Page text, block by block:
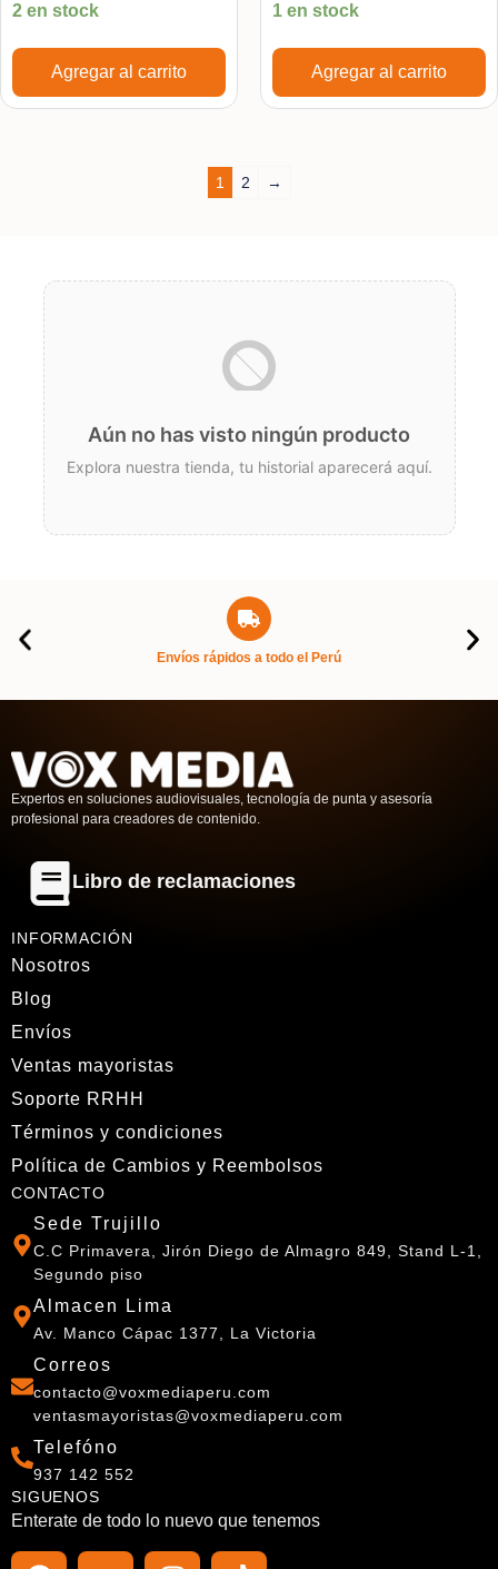
2 en stock
Agregar al carrito
1 en stock
Agregar al carrito
1 2 →
Aún no has visto ningún producto
Explora nuestra tienda, tu historial aparecerá aquí.
Envíos rápidos a todo el Perú
Expertos en soluciones audiovisuales, tecnología de punta y asesoría
profesional para creadores de contenido.
Libro de reclamaciones
INFORMACIÓN
Nosotros
Blog
Envíos
Ventas mayoristas
Soporte RRHH
Términos y condiciones
Política de Cambios y Reembolsos
CONTACTO
Sede Trujillo
C.C Primavera, Jirón Diego de Almagro 849, Stand L-1,
Segundo piso
Almacen Lima
Av. Manco Cápac 1377, La Victoria
Correos
contacto@voxmediaperu.com
ventasmayoristas@voxmediaperu.com
Telefóno
937 142 552
SIGUENOS
Enterate de todo lo nuevo que tenemos